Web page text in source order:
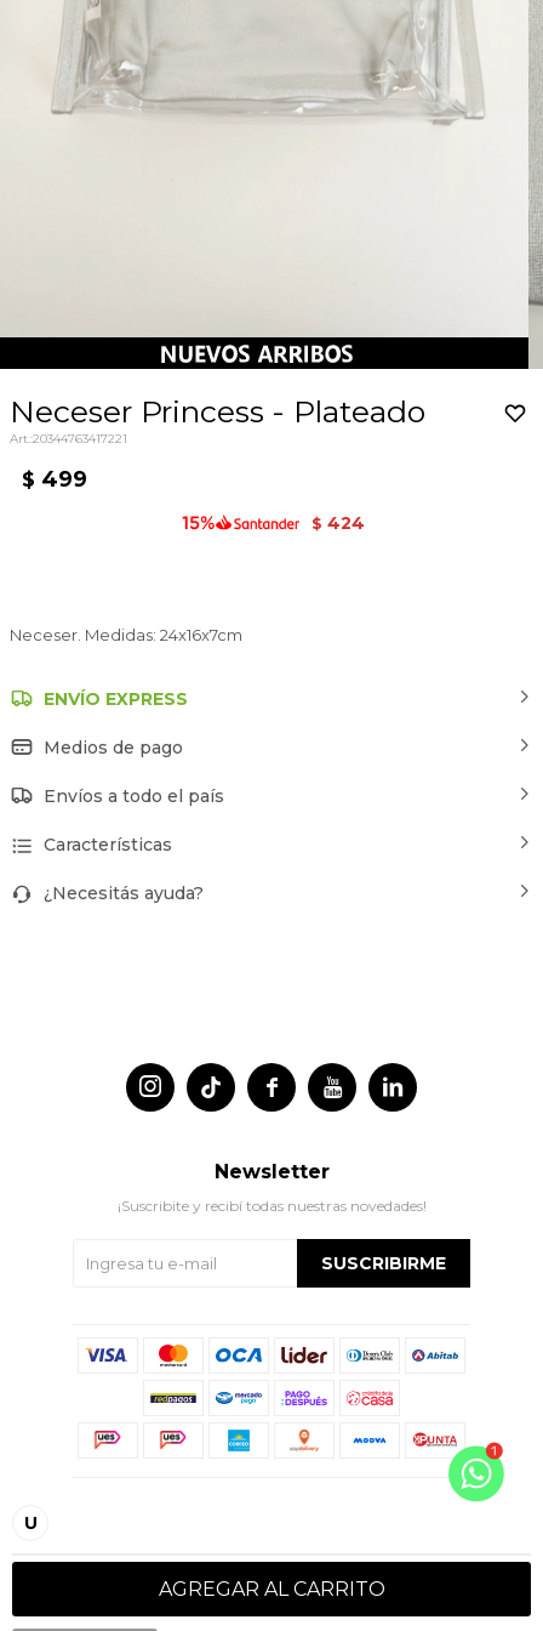
Neceser Princess - Plateado
20344763417221
$ 499
$ 424
Neceser. Medidas: 24x16x7cm
U
AGREGAR AL CARRITO
ENVÍO EXPRESS
Medios de pago
Envíos a todo el país
Características
¿Necesitás ayuda?
 
 
Newsletter
¡Suscribite y recibí todas nuestras novedades!
SUSCRIBIRME